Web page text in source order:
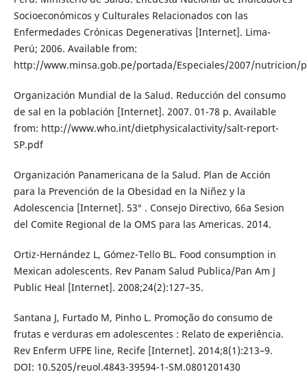
Socioeconómicos y Culturales Relacionados con las
Enfermedades Crónicas Degenerativas [Internet]. Lima-
Perú; 2006. Available from:
http://www.minsa.gob.pe/portada/Especiales/2007/nutricion/
Organización Mundial de la Salud. Reducción del consumo
de sal en la población [Internet]. 2007. 01-78 p. Available
from: http://www.who.int/dietphysicalactivity/salt-report-
SP.pdf
Organización Panamericana de la Salud. Plan de Acción
para la Prevención de la Obesidad en la Niñez y la
Adolescencia [Internet]. 53° . Consejo Directivo, 66a Sesion
del Comite Regional de la OMS para las Americas. 2014.
Ortiz-Hernández L, Gómez-Tello BL. Food consumption in
Mexican adolescents. Rev Panam Salud Publica/Pan Am J
Public Heal [Internet]. 2008;24(2):127–35.
Santana J, Furtado M, Pinho L. Promoção do consumo de
frutas e verduras em adolescentes : Relato de experiência.
Rev Enferm UFPE line, Recife [Internet]. 2014;8(1):213–9.
DOI: 10.5205/reuol.4843-39594-1-SM.0801201430